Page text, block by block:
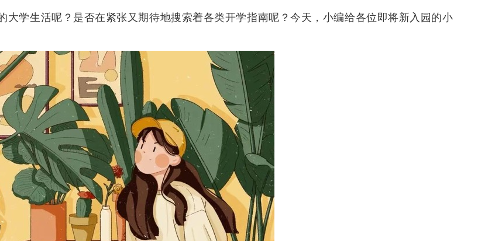
大学生活呢？是否在紧张又期待地搜索着各类开学指南呢？今天，小编给各位即将新入园的小